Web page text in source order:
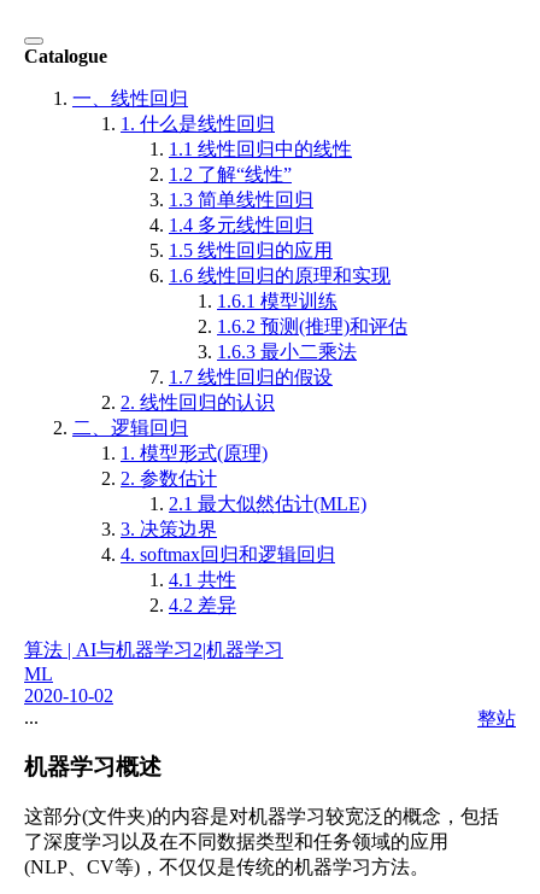
Catalogue
一、线性回归
1. 什么是线性回归
1.1 线性回归中的线性
1.2 了解“线性”
1.3 简单线性回归
1.4 多元线性回归
1.5 线性回归的应用
1.6 线性回归的原理和实现
1.6.1 模型训练
1.6.2 预测(推理)和评估
1.6.3 最小二乘法
1.7 线性回归的假设
2. 线性回归的认识
二、逻辑回归
1. 模型形式(原理)
2. 参数估计
2.1 最大似然估计(MLE)
3. 决策边界
4. softmax回归和逻辑回归
4.1 共性
4.2 差异
算法 | AI与机器学习2|机器学习
ML
2020-10-02
...
整站
机器学习概述
这部分(文件夹)的内容是对机器学习较宽泛的概念，包括
了深度学习以及在不同数据类型和任务领域的应用
(NLP、CV等)，不仅仅是传统的机器学习方法。